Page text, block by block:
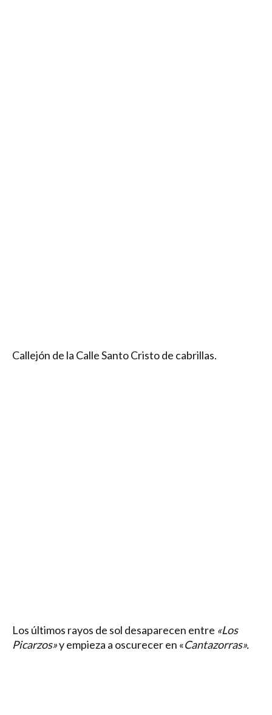
Callejón de la Calle Santo Cristo de cabrillas.
Los últimos rayos de sol desaparecen entre «Los
Picarzos»y empieza a oscurecer en «Cantazorras».